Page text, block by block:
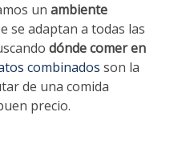
un ambiente
se adaptan a todas las
dónde comer en
combinados son la
de una comida
precio.